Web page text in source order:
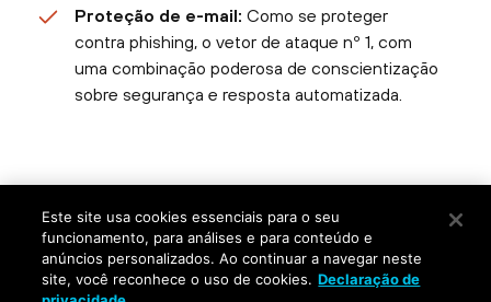
Proteção de e-mail: Como se proteger
contra phishing, o vetor de ataque nº 1, com
uma combinação poderosa de conscientização
sobre segurança e resposta automatizada.
reservados.
Privacidade|Termos de Uso|Entre em Contato
Este site usa cookies essenciais para o seu
funcionamento, para análises e para conteúdo e
anúncios personalizados. Ao continuar a navegar neste
site, você reconhece o uso de cookies. Declaração de